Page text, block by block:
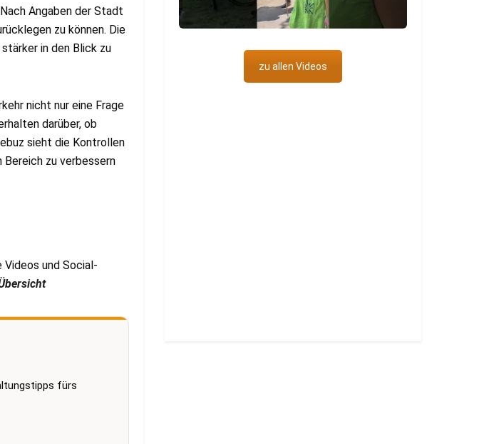
Angaben der Stadt
zu können. Die
in den Blick zu
nicht nur eine Frage
darüber, ob
sieht die Kontrollen
zu verbessern
Videos und Social-
fürs
zu allen Videos